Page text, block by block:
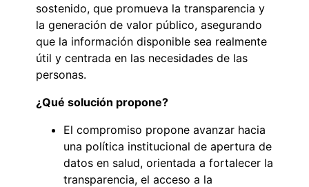
sostenido, que promueva la transparencia y
la generación de valor público, asegurando
que la información disponible sea realmente
útil y centrada en las necesidades de las
personas.
¿Qué solución propone?
El compromiso propone avanzar hacia
una política institucional de apertura de
datos en salud, orientada a fortalecer la
transparencia, el acceso a la